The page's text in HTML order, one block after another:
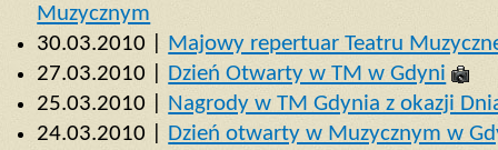
Muzycznym
30.03.2010 | Majowy repertuar Teatru
27.03.2010 | Dzień Otwarty w TM w Gdyni
25.03.2010 | Nagrody w TM Gdynia z okazji
24.03.2010 | Dzień otwarty w Muzycznym w